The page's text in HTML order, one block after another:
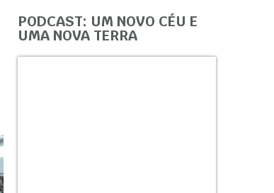
PODCAST: UM NOVO CÉU E
UMA NOVA TERRA